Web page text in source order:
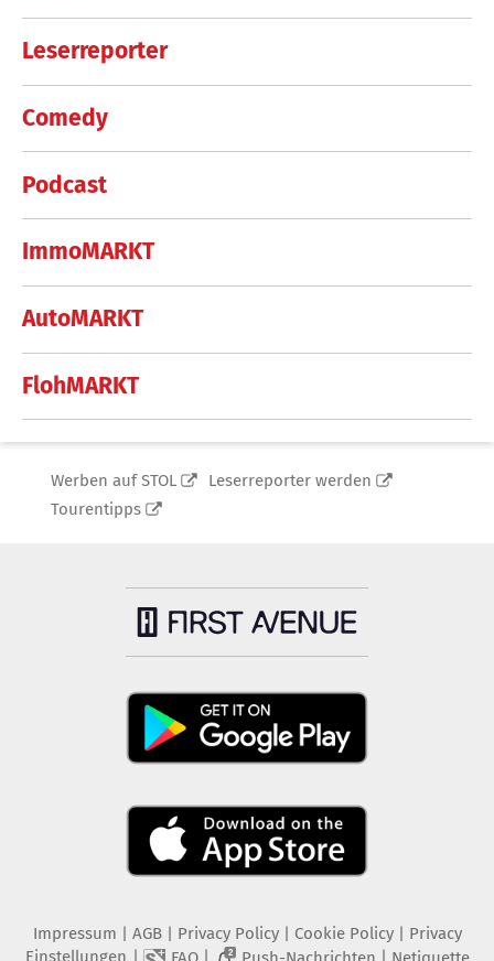
Leserreporter
Comedy
Podcast
ImmoMARKT
AutoMARKT
FlohMARKT
Werben auf STOL
Leserreporter werden
Tourentipps
Impressum AGB Privacy Policy| Cookie Policy| Privacy
Einstellungen
| 2